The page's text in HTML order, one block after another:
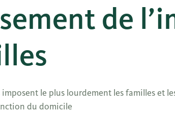
de
le plus lourdement les familles et
du domicile